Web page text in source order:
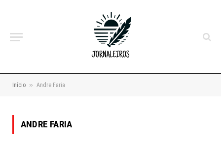
Início » Andre Faria
ANDRE FARIA